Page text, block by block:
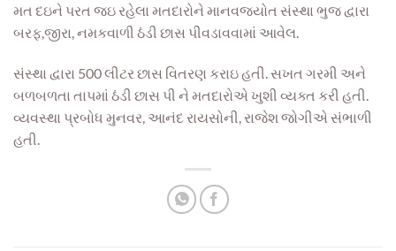
મત દઇને પરત જઇ રહેલા મતદારોને માનવજ્યોત સંસ્થા ભુજ દ્વારા
બરફ,જીરા, નમકવાળી ઠંડી છાસ પીવડાવવામાં આવેલ.
સંસ્થા દ્વારા 500 લીટર છાસ વિતરણ કરાઇ હતી. સખત ગરમી અને
બળબળતા તાપમાં ઠંડી છાસ પી ને મતદારોએ ખુશી વ્યક્ત કરી હતી.
વ્યવસ્થા પ્રબોધ મુનવર, આનંદ રાયસોની, રાજેશ જોગીએ સંભાળી
હતી.